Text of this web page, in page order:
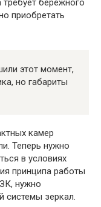
бережного
приобретать
этот момент,
но габариты
камер
Теперь нужно
в условиях
принципа работы
нужно
системы зеркал.